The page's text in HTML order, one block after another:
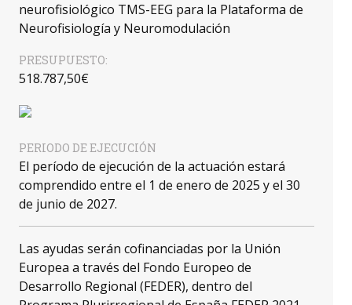
neurofisiológico TMS-EEG para la Plataforma de
Neurofisiología y Neuromodulación
PRESUPUESTO:
518.787,50€
PERIODO DE EJECUCIÓN
El período de ejecución de la actuación estará
comprendido entre el 1 de enero de 2025 y el 30
de junio de 2027.
Las ayudas serán cofinanciadas por la Unión
Europea a través del Fondo Europeo de
Desarrollo Regional (FEDER), dentro del